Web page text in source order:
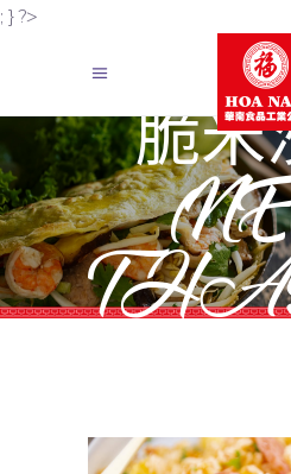
; } ?>
脆